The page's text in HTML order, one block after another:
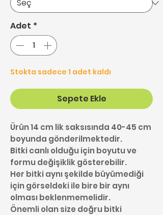
Adet *
Stokta sadece 1 adet kaldı
Sepete Ekle
Ürün 14 cm lik saksısında 40-45 cm
boyunda gönderilmektedir.
Bitki canlı olduğu için boyutu ve
formu değişiklik gösterebilir.
Her bitki aynı şekilde büyümediği
için görseldeki ile bire bir aynı
olması beklenmemelidir.
Önemli olan size doğru bitki